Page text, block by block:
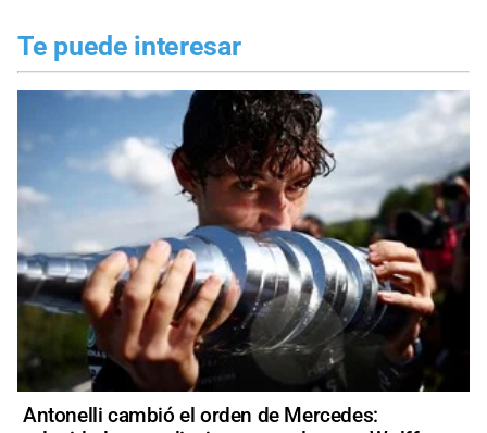
Te puede interesar
Antonelli cambió el orden de Mercedes: